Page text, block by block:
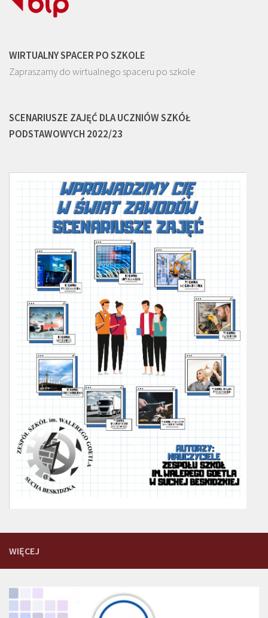
WIRTUALNY SPACER PO SZKOLE
Zapraszamy do wirtualnego spaceru po szkole
SCENARIUSZE ZAJĘĆ DLA UCZNIÓW SZKÓŁ
PODSTAWOWYCH 2022/23
WIĘCEJ